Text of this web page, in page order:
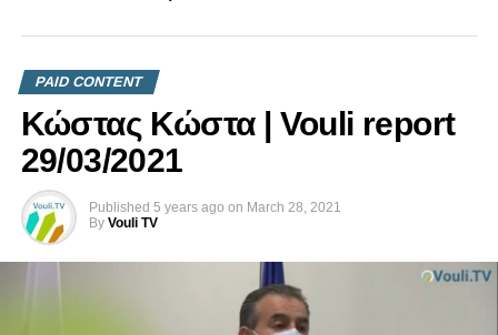
PAID CONTENT
Κώστας Κώστα | Vouli report
29/03/2021
Published 5 years ago on March 28, 2021
By Vouli TV